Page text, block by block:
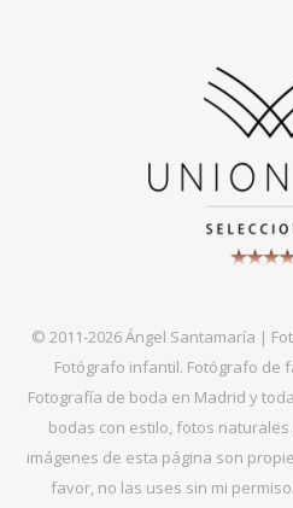
© 2011-2026 Ángel Santamaría |
Fotógrafo infantil. Fotógrafo de
Fotografía de boda en Madrid y
bodas con estilo, fotos
imágenes de esta página son
favor, no las uses sin mi